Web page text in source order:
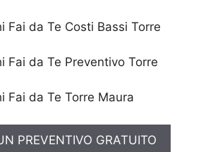
Fai da Te Costi Bassi Torre
Fai da Te Preventivo Torre
Fai da Te Torre Maura
PREVENTIVO GRATUITO